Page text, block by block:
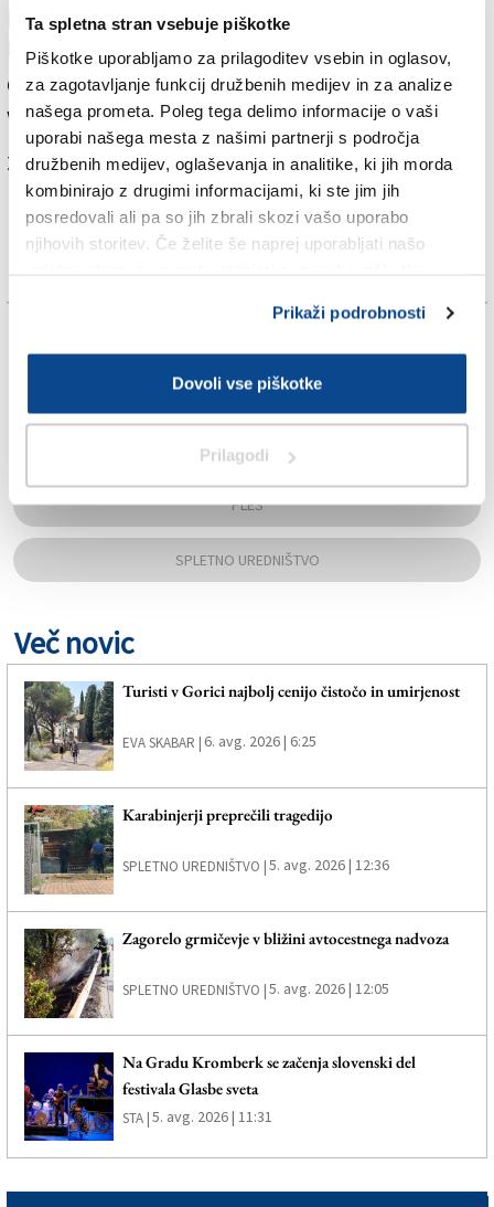
Ta spletna stran vsebuje piškotke
Piškotke uporabljamo za prilagoditev vsebin in oglasov,
za zagotavljanje funkcij družbenih medijev in za analize
našega prometa. Poleg tega delimo informacije o vaši
uporabi našega mesta z našimi partnerji s področja
družbenih medijev, oglaševanja in analitike, ki jih morda
kombinirajo z drugimi informacijami, ki ste jim jih
posredovali ali pa so jih zbrali skozi vašo uporabo
njihovih storitev. Če želite še naprej uporabljati našo
Prikaži podrobnosti
Dovoli vse piškotke
Prilagodi
priložnost, da spozna najnovejše trende in svetovno
Celoten program je na voljo na spletni strani
www.goriziadancefestival.it.
Za branje in pisanje komentarjevje potrebna prijava
GORICA
NOVA GORICA
PLES
SPLETNO UREDNIŠTVO
Več novic
Turisti v Gorici najbolj cenijo čistočo in umirjenost
EVA SKABAR | 6. avg. 2026 | 6:25
Karabinjerji preprečili tragedijo
SPLETNO UREDNIŠTVO |5. avg. 2026 | 12:36
Zagorelo grmičevje v bližini avtocestnega nadvoza
SPLETNO UREDNIŠTVO |5. avg. 2026 | 12:05
Na Gradu Kromberk se začenja slovenski del
festivala Glasbe sveta
STA |5. avg. 2026 | 11:31